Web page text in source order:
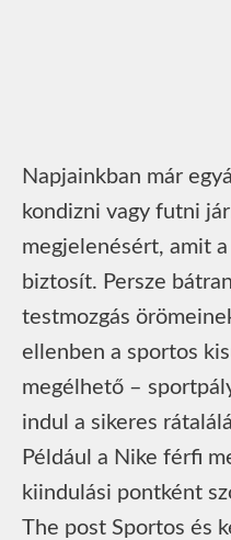
Napjainkban már
kondizni vagy futni
megjelenésért, amit
biztosít. Persze
testmozgás
ellenben a sportos
megélhető –
indul a sikeres
Például a Nike férfi
kiindulási pontként
The post Sportos és